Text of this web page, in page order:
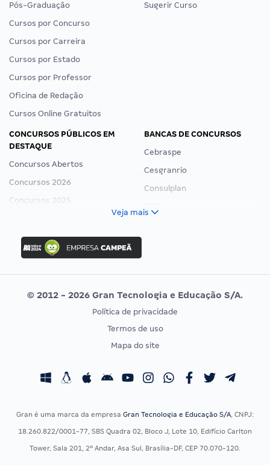
Pós-Graduação
Cursos por Concurso
Cursos por Carreira
Cursos por Estado
Cursos por Professor
Oficina de Redação
Cursos Online Gratuitos
Sugerir Curso
CONCURSOS PÚBLICOS EM
DESTAQUE
Concursos Abertos
Concursos 2026
Concursos 2025
Concurso Ibama
Concurso MPU
Editais publicados
BANCAS DE CONCURSOS
Cebraspe
Cesgranrio
Consulplan
Vunesp
CONCURSOS POR PROFISSÃO
Concursos Fiscais
Concursos Saúde
EXAME DE ORDEM
Calendário OAB
Veja mais
© 2012 - 2026 Gran Tecnologia e Educação S/A.
Política de privacidade
Termos de uso
Mapa do site
Gran é uma marca da empresa Gran Tecnologia e Educação S/A, CNPJ:
18.260.822/0001-77, SBS Quadra 02, Bloco J, Lote 10, Edifício Carlton
Tower, Sala 201, 2º Andar, Asa Sul, Brasília-DF, CEP 70.070-120.